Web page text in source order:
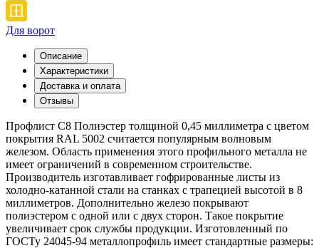
Для ворот
Описание
Характеристики
Доставка и оплата
Отзывы
Профлист С8 Полиэстер толщиной 0,45 миллиметра с цветом
покрытия RAL 5002 считается популярным волновым
железом. Область применения этого профильного металла не
имеет ограничений в современном строительстве.
Производитель изготавливает гофрированные листы из
холодно-катанной стали на станках с трапецией высотой в 8
миллиметров. Дополнительно железо покрывают
полиэстером с одной или с двух сторон. Такое покрытие
увеличивает срок службы продукции. Изготовленный по
ГОСТу 24045-94 металлопрофиль имеет стандартные размеры: